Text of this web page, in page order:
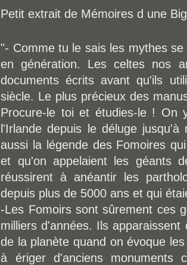
Petit extrait de Mémoires d une
"- Comme tu le sais les mythes
en génération. Les celtes nos
documents écrits avant qu'ils
siècle. Le plus précieux des
Procure-le toi et étudies-le ! On
l'Irlande depuis le déluge
aussi la légende des Fomoires
et qu'on appelaient les géants
réussirent à anéantir les
depuis plus de 5000 ans et qui
-Les Fomoirs sont sûrement ces
milliers d'années. Ils
de la planète quand on évoque
à ériger d'anciens monuments